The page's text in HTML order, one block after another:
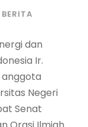
BERITA
dan
Ir.
Negeri
Senat